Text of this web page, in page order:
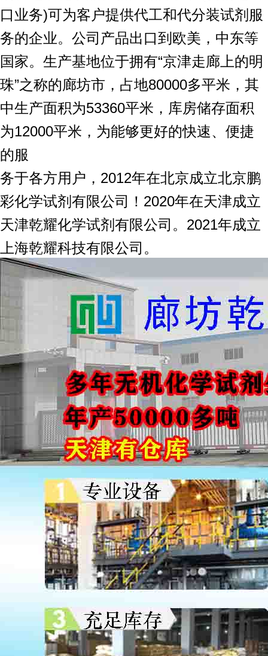
口业务)可为客户提供代工和代分装试剂服
务的企业。公司产品出口到欧美，中东等
国家。生产基地位于拥有“京津走廊上的明
珠”之称的廊坊市，占地80000多平米，其
中生产面积为53360平米，库房储存面积
为12000平米，为能够更好的快速、便捷
的服
务于各方用户，2012年在北京成立北京鹏
彩化学试剂有限公司！2020年在天津成立
天津乾耀化学试剂有限公司。2021年成立
上海乾耀科技有限公司。